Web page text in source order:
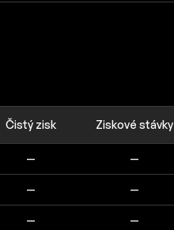
Čistý zisk Ziskové stávky
— —
— —
— —